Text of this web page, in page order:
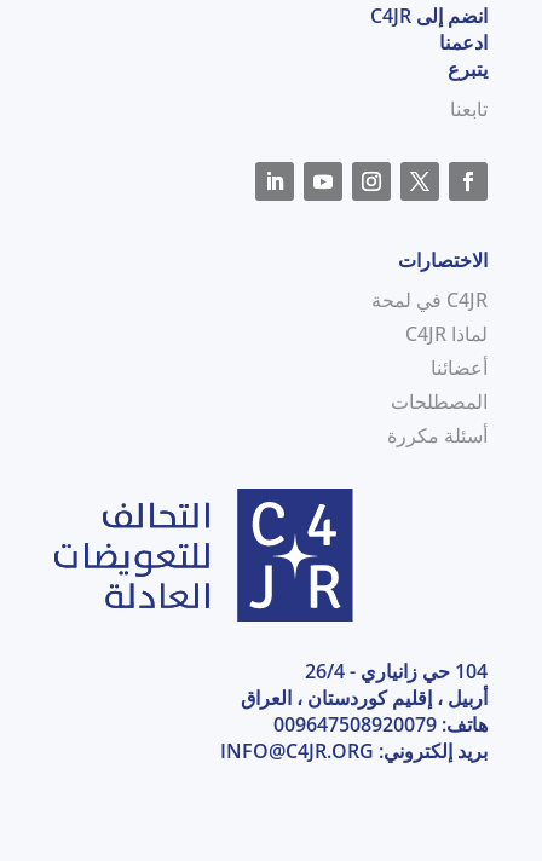
انضم إلى C4JR
ادعمنا
يتبرع
تابعنا
الاختصارات
C4JR في لمحة
لماذا C4JR
أعضائنا
المصطلحات
أسئلة مكررة
104 حي زانياري - 26/4
أربيل ، إقليم كوردستان ، العراق
هاتف: 009647508920079
بريد إلكتروني: INFO@C4JR.ORG